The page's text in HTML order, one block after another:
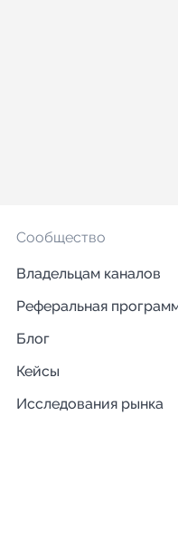
Сообщество
Владельцам каналов
Реферальная
Блог
Кейсы
Исследования рынка